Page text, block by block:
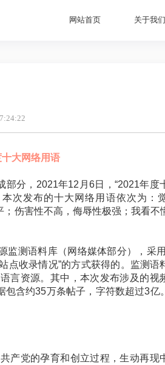
网站首页 关于我们
大网络用语
部分，2021年12月6日，“2021年度
次发布的十大网络用语依次为：
伤害性不高，侮辱性极强；我看不
监测语料库（网络媒体部分），采
点收录情况”的方式获得的。监测语
言资源。其中，本次发布涉及的视
含约35万条帖子，字符数超过3亿
产党的孕育和创立过程，生动再现